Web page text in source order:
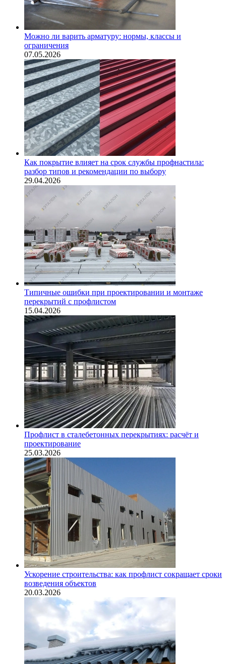
Можно ли варить арматуру: нормы, классы и
ограничения
07.05.2026
Как покрытие влияет на срок службы профнастила:
разбор типов и рекомендации по выбору
29.04.2026
Типичные ошибки при проектировании и монтаже
перекрытий с профлистом
15.04.2026
Профлист в сталебетонных перекрытиях: расчёт и
проектирование
25.03.2026
Ускорение строительства: как профлист сокращает сроки
возведения объектов
20.03.2026